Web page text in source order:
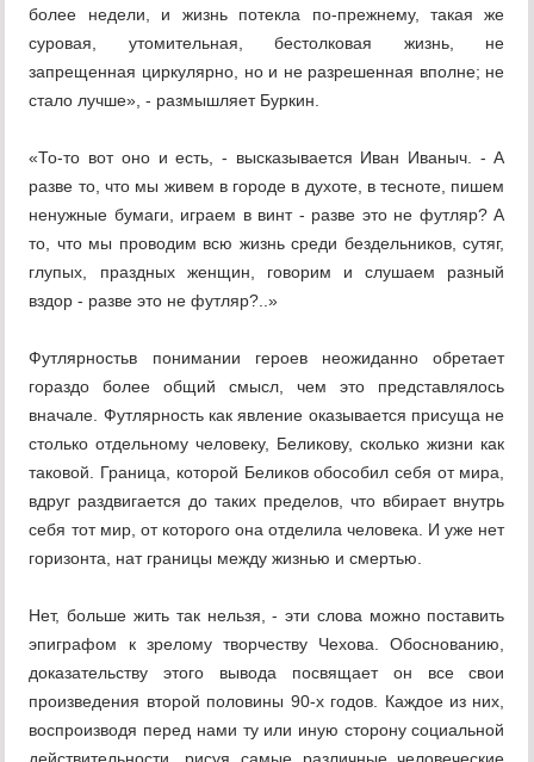
более недели, и жизнь потекла по-прежнему, такая же
суровая, утомительная, бестолковая жизнь, не
запрещенная циркулярно, но и не разрешенная вполне; не
стало лучше», - размышляет Буркин.
«То-то вот оно и есть, - высказывается Иван Иваныч. - А
разве то, что мы живем в городе в духоте, в тесноте, пишем
ненужные бумаги, играем в винт - разве это не футляр? А
то, что мы проводим всю жизнь среди бездельников, сутяг,
глупых, праздных женщин, говорим и слушаем разный
вздор - разве это не футляр?..»
Футлярностьв понимании героев неожиданно обретает
гораздо более общий смысл, чем это представлялось
вначале. Футлярность как явление оказывается присуща не
столько отдельному человеку, Беликову, сколько жизни как
таковой. Граница, которой Беликов обособил себя от мира,
вдруг раздвигается до таких пределов, что вбирает внутрь
себя тот мир, от которого она отделила человека. И уже нет
горизонта, нат границы между жизнью и смертью.
Нет, больше жить так нельзя, - эти слова можно поставить
эпиграфом к зрелому творчеству Чехова. Обоснованию,
доказательству этого вывода посвящает он все свои
произведения второй половины 90-х годов. Каждое из них,
воспроизводя перед нами ту или иную сторону социальной